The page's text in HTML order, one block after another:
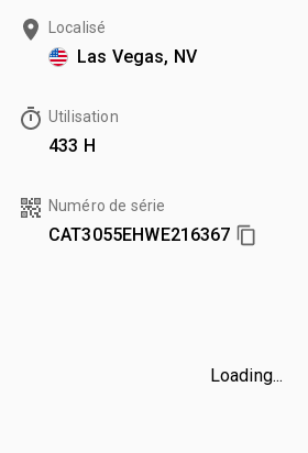
Localisé
Las Vegas, NV
Utilisation
433 H
Numéro de série
CAT3055EHWE216367
Loading...